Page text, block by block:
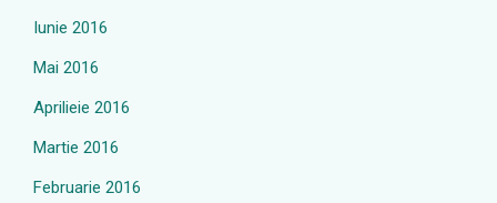
Iunie 2016
Mai 2016
Aprilieie 2016
Martie 2016
Februarie 2016